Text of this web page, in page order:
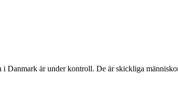
Danmark är under kontroll. De är skickliga